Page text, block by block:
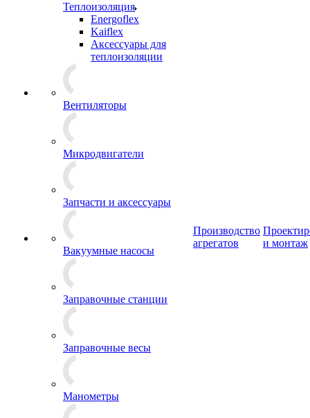
Теплоизоляция
Energoflex
Kaiflex
Аксессуары для
теплоизоляции
Вентиляторы
Микродвигатели
Запчасти и аксессуары
Вакуумные насосы
Заправочные станции
Заправочные весы
Манометры
Производство
агрегатов
и монтаж